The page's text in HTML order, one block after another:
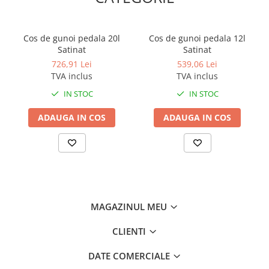
capacitate de la 4,6 până la 18 litri, toate modelele din această
categorie pot fi sprijinite pe podea sau agățate de un perete.
Conform referinței, avem recipiente cu un capac dublu pentru a
asigura o igienă mai bună în toaletă.
toate au un capac anti-miros și liniștit, un mâner pe partea de sus
pentru a facilita transportul și o pedală neagră anti-alunecare
utilizată pentru ridicarea capacului.
Capacitatea variază între 3 și 20 de litri.
Toate aceste recipiente sunt fabricate din oțel inoxidabil alb sau
Cos de gunoi pedala 20l
Satinat
726,91 Lei
TVA inclus
IN STOC
ADAUGA IN COS
Cos de gunoi pedala 12l
Satinat
539,06 Lei
TVA inclus
IN STOC
ADAUGA IN COS
MAGAZINUL MEU
CLIENTI
DATE COMERCIALE